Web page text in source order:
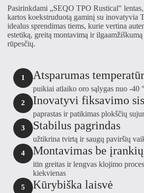
Pasirinkdami „SEQO TPO Rustical"
kartos koekstruduotą gaminį su inovatyvia
idealus sprendimas tiems, kurie vertina
estetiką, greitą montavimą ir
rūpesčių.
1 Atsparumas
puikiai atlaiko oro sąlygas nuo -40
2 Inovatyvi fiksavimo
paprastas ir patikimas plokščių
3 Stabilus pagrindas
užtikrina tvirtą ir saugų paviršių
4 Montavimas be įrankių
itin greitas ir lengvas klojimo
kiekvienas
5 Kūrybiška laisvė